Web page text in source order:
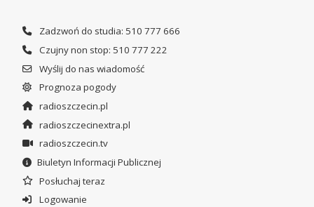
Zadzwoń do studia: 510 777 666
Czujny non stop: 510 777 222
Wyślij do nas wiadomość
Prognoza pogody
radioszczecin.pl
radioszczecinextra.pl
radioszczecin.tv
Biuletyn Informacji Publicznej
Posłuchaj teraz
Logowanie